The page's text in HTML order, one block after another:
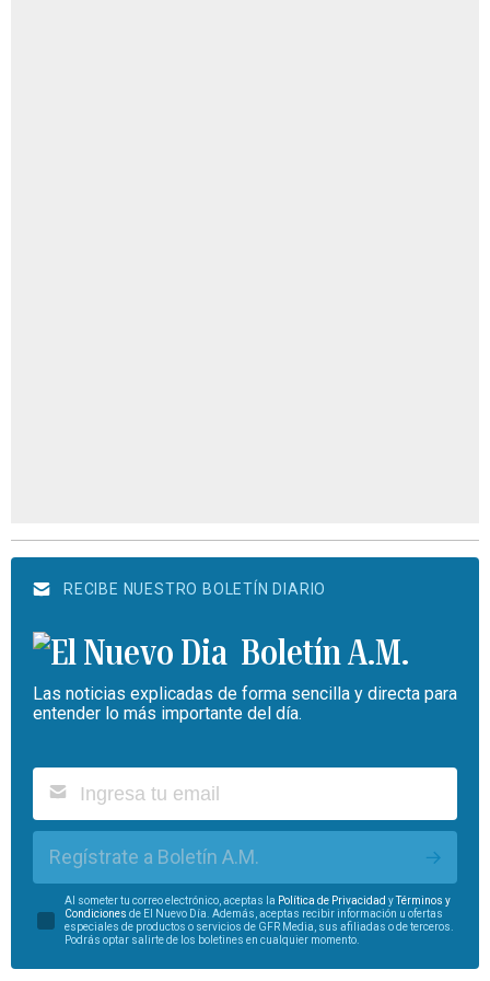
RECIBE NUESTRO BOLETÍN DIARIO
Boletín A.M.
Las noticias explicadas de forma sencilla y directa para
entender lo más importante del día.
Regístrate a Boletín A.M.
Al someter tu correo electrónico, aceptas la Política de Privacidad yTérminos y
Condiciones de El Nuevo Día. Además, aceptas recibir información u ofertas
especiales de productos o servicios de GFR Media, sus afiliadas o de terceros.
Podrás optar salirte de los boletines en cualquier momento.